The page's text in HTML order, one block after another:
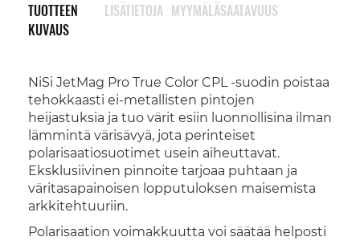
TUOTTEEN
KUVAUS
NiSi JetMag Pro True Color CPL -suodin poistaa
tehokkaasti ei-metallisten pintojen
heijastuksia ja tuo värit esiin luonnollisina ilman
lämmintä värisävyä, jota perinteiset
polarisaatiosuotimet usein aiheuttavat.
Eksklusiivinen pinnoite tarjoaa puhtaan ja
väritasapainoisen lopputuloksen maisemista
arkkitehtuuriin.
Polarisaation voimakkuutta voi säätää helposti
LISÄTIETOJA MYYMÄLÄSAATAVUUS